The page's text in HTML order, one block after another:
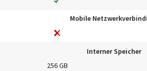
Mobile
Interner Speicher
256 GB